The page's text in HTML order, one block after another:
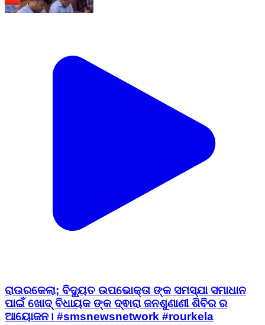
ରାଉରକେଲା; ବିଦ୍ୟୁତ ଉପଭୋକ୍ତା ଙ୍କ ସମସ୍ଯା ସମାଧାନ
ପାଇଁ ଖୋଦ୍ ବିଧାୟକ ଙ୍କ ଦ୍ଵାରା ଜନଶୁଣାଣୀ ଶିବିର ର
ଆୟୋଜନ। #smsnewsnetwork #rourkela